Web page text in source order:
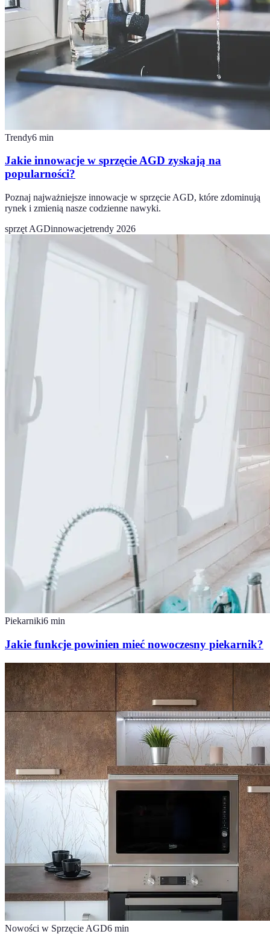
Trendy6 min
Jakie innowacje w sprzęcie AGD zyskają na
popularności?
Poznaj najważniejsze innowacje w sprzęcie AGD, które zdominują
rynek i zmienią nasze codzienne nawyki.
sprzęt AGDinnowacjetrendy 2026
Piekarniki6 min
Jakie funkcje powinien mieć nowoczesny piekarnik?
Nowości w Sprzęcie AGD6 min